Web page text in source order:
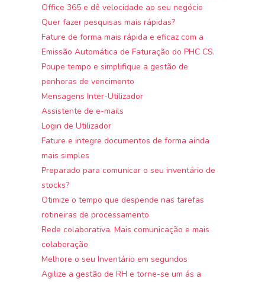
Office 365 e dê velocidade ao seu negócio
Quer fazer pesquisas mais rápidas?
Fature de forma mais rápida e eficaz com a
Emissão Automática de Faturação do PHC CS.
Poupe tempo e simplifique a gestão de
penhoras de vencimento
Mensagens Inter-Utilizador
Assistente de e-mails
Login de Utilizador
Fature e integre documentos de forma ainda
mais simples
Preparado para comunicar o seu inventário de
stocks?
Otimize o tempo que despende nas tarefas
rotineiras de processamento
Rede colaborativa. Mais comunicação e mais
colaboração
Melhore o seu Inventário em segundos
Agilize a gestão de RH e torne-se um ás a